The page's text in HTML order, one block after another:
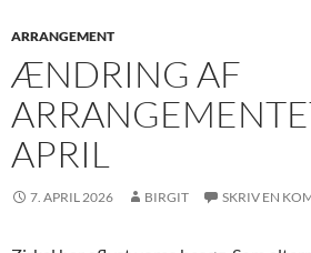
ARRANGEMENT
ÆNDRING AF
APRIL
7. APRIL 2026 BIRGIT SKRIV EN